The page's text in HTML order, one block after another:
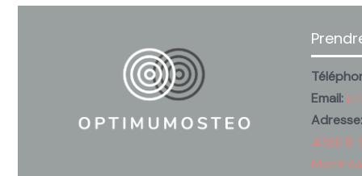
Email:
Adresse:
4388